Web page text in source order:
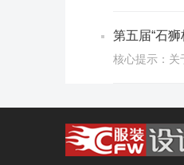
第五届“石
核心提示：关